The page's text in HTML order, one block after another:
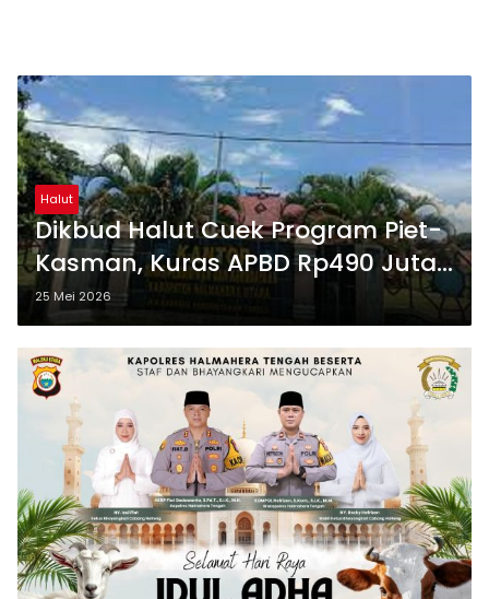
Halut
Dikbud Halut Cuek Program Piet-
Kasman, Kuras APBD Rp490 Juta
Hanya Percantik Halaman
25 Mei 2026